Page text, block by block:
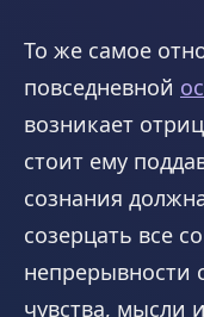
То же самое
повседневной
возникает
стоит ему
сознания
созерцать все
непрерывности
чувства, мысли